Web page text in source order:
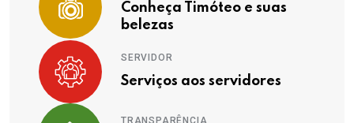
Conheça Timóteo e suas
belezas
SERVIDOR
Serviços aos servidores
TRANSPARÊNCIA